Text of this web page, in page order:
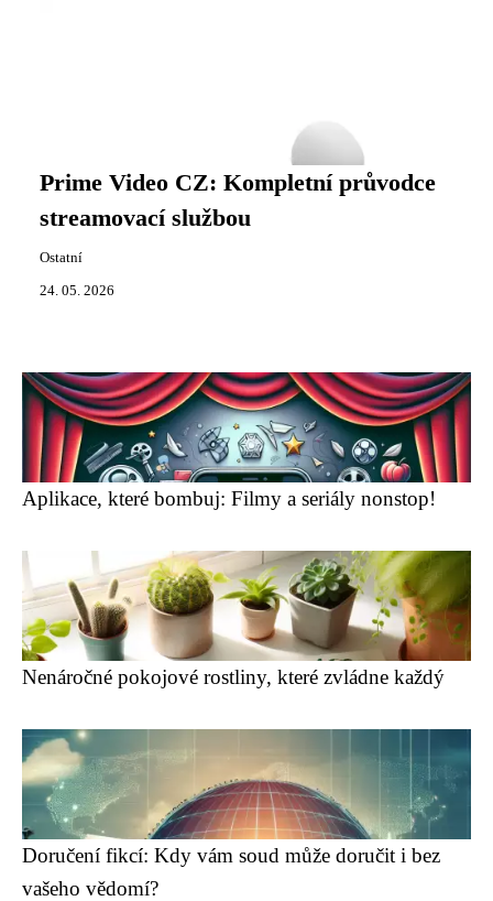
Prime Video CZ: Kompletní průvodce
streamovací službou
Ostatní
24. 05. 2026
Aplikace, které bombuj: Filmy a seriály nonstop!
Nenáročné pokojové rostliny, které zvládne každý
Doručení fikcí: Kdy vám soud může doručit i bez
vašeho vědomí?